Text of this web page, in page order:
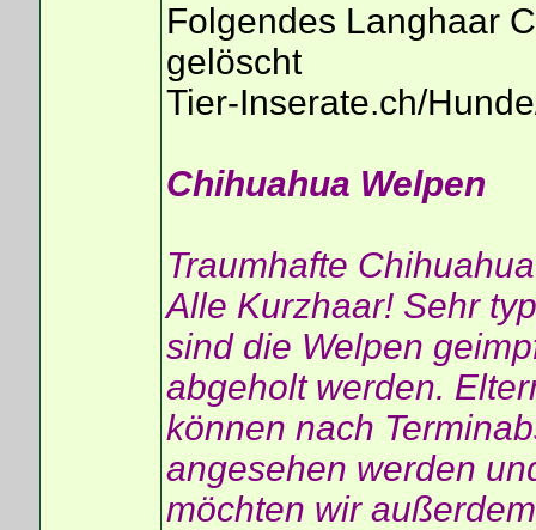
Folgendes Langhaar
gelöscht
Tier-Inserate.ch/
Chihuahua Welpen
Traumhafte
Alle Kurzhaar! Sehr
sind die Welpen
abgeholt werden.
können nach
angesehen werden
möchten wir